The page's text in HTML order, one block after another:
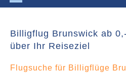
Billigflug Brunswick ab
über Ihr Reiseziel
Flugsuche für Billigflüge